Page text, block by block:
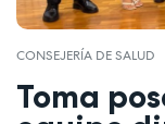
CONSEJERÍA DE SALUD
Toma